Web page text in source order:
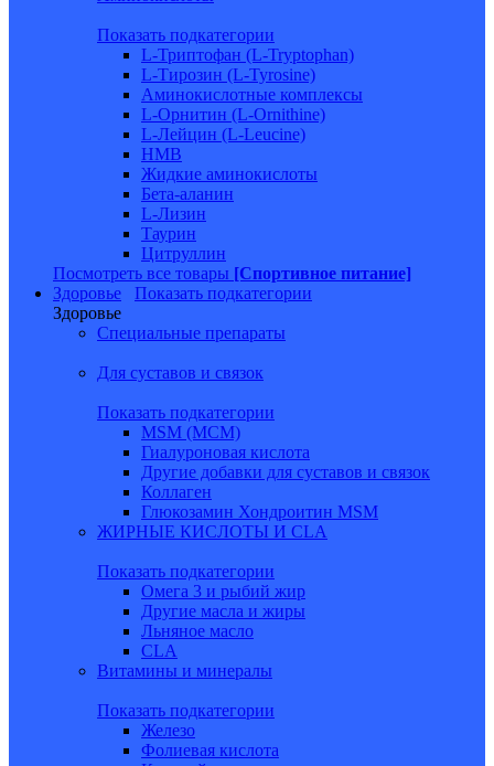
Показать подкатегории
L-Триптофан (L-Tryptophan)
L-Тирозин (L-Tyrosine)
Аминокислотные комплексы
L-Орнитин (L-Ornithine)
L-Лейцин (L-Leucine)
HMB
Жидкие аминокислоты
Бета-аланин
L-Лизин
Таурин
Цитруллин
Посмотреть все товары [Спортивное питание]
Здоровье
Показать подкатегории
Здоровье
Специальные препараты
Для суставов и связок
Показать подкатегории
MSM (МСМ)
Гиалуроновая кислота
Другие добавки для суставов и связок
Коллаген
Глюкозамин Хондроитин MSM
ЖИРНЫЕ КИСЛОТЫ И CLA
Показать подкатегории
Омега 3 и рыбий жир
Другие масла и жиры
Льняное масло
CLA
Витамины и минералы
Показать подкатегории
Железо
Фолиевая кислота